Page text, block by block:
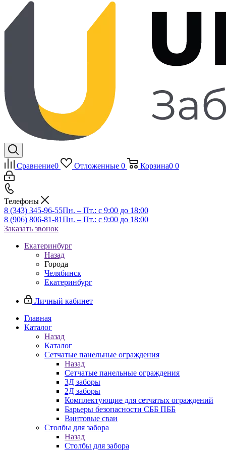
Сравнение0 Отложенные 0 Корзина0 0
Телефоны
8 (343) 345-96-55Пн. – Пт.: с 9:00 до 18:00
8 (906) 806-81-81Пн. – Пт.: с 9:00 до 18:00
Заказать звонок
Екатеринбург
Назад
Города
Челябинск
Екатеринбург
Личный кабинет
Главная
Каталог
Назад
Каталог
Сетчатые панельные ограждения
Назад
Сетчатые панельные ограждения
3Д заборы
2Д заборы
Комплектующие для сетчатых ограждений
Барьеры безопасности СББ ПББ
Винтовые сваи
Столбы для забора
Назад
Столбы для забора